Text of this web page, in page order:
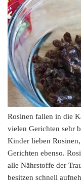
Rosinen fallen in die
vielen Gerichten sehr
Kinder lieben
Gerichten ebenso.
alle Nährstoffe der
besitzen schnell